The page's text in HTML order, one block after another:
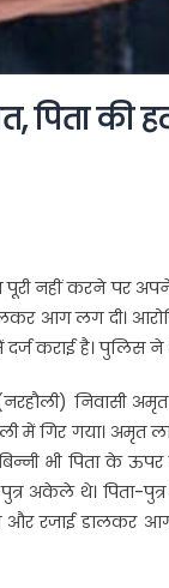
पिता की
नहीं करने पर अपने
आग लग दी।
दर्ज कराई है। पुलिस
निवासी
में गिर गया। अमृत
भी पिता के
अकेले थे। पिता-
और रजाई